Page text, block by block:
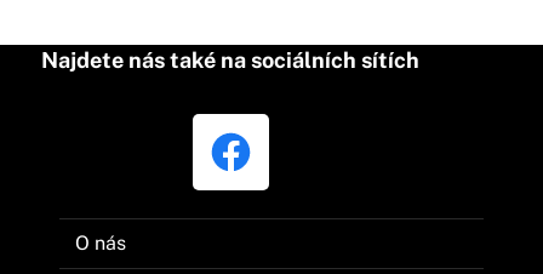
Najdete nás také na sociálních sítích
O nás